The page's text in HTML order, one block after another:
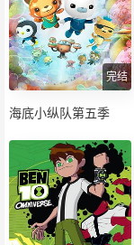
完结
海底小纵队第五季